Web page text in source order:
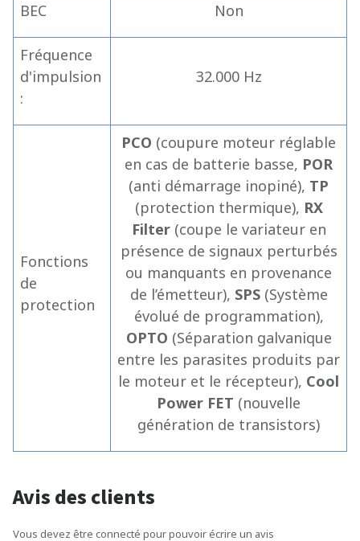
BEC Non
Fréquence
d'impulsion
:
32.000 Hz
Fonctions
de
protection
PCO (coupure moteur réglable
en cas de batterie basse, POR
(anti démarrage inopiné), TP
(protection thermique), RX
Filter(coupe le variateur en
présence de signaux perturbés
ou manquants en provenance
de l’émetteur), SPS(Système
évolué de programmation),
OPTO (Séparation galvanique
entre les parasites produits par
le moteur et le récepteur), Cool
Power FET (nouvelle
génération de transistors)
Avis des clients
Vous devez être connecté pour pouvoir écrire un avis